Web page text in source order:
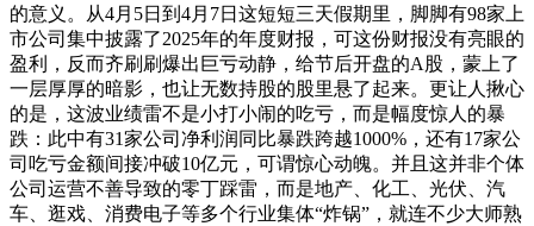
的意义。从4月5日到4月7日这短短三天假期里，脚脚有98家上
市公司集中披露了2025年的年度财报，可这份财报没有亮眼的
盈利，反而齐刷刷爆出巨亏动静，给节后开盘的A股，蒙上了
一层厚厚的暗影，也让无数持股的股里悬了起来。更让人揪心
的是，这波业绩雷不是小打小闹的吃亏，而是幅度惊人的暴
跌：此中有31家公司净利润同比暴跌跨越1000%，还有17家公
司吃亏金额间接冲破10亿元，可谓惊心动魄。并且这并非个体
公司运营不善导致的零丁踩雷，而是地产、化工、光伏、汽
车、逛戏、消费电子等多个行业集体“炸锅”，就连不少大师熟